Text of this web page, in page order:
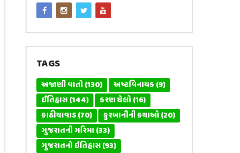
TAGS
અજાણી વાતો(130) અષ્ટવિનાયક(9)
ઈતિહાસ(144) કરણ ઘેલો(16)
કાઠીયાવાડ(70) કુરબાનીની કથાઓ(20)
ગુજરાતની ગરિમા(33)
ગુજરાતનો ઇતિહાસ(93)